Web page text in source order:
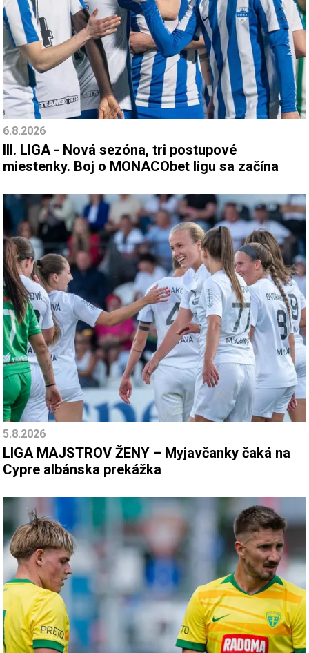
6.8.2026
III. LIGA - Nová sezóna, tri postupové
miestenky. Boj o MONACObet ligu sa začína
5.8.2026
LIGA MAJSTROV ŽENY – Myjavčanky čaká na
Cypre albánska prekážka